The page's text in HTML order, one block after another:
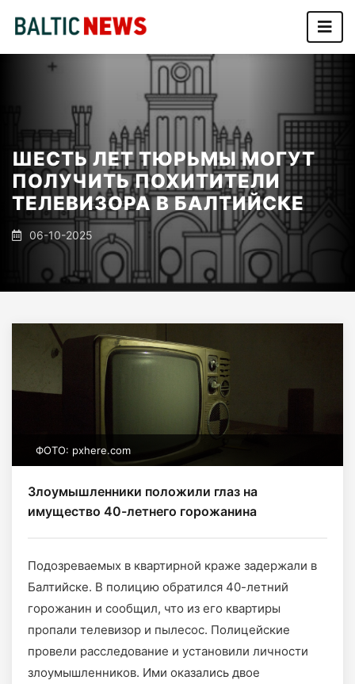
ШЕСТЬ ЛЕТ ТЮРЬМЫ МОГУТ
ПОЛУЧИТЬ ПОХИТИТЕЛИ
ТЕЛЕВИЗОРА В БАЛТИЙСКЕ
06-10-2025
ФОТО: pxhere.com
Злоумышленники положили глаз на
имущество 40-летнего горожанина
Подозреваемых в квартирной краже задержали в
Балтийске. В полицию обратился 40-летний
горожанин и сообщил, что из его квартиры
пропали телевизор и пылесос. Полицейские
провели расследование и установили личности
злоумышленников. Ими оказались двое